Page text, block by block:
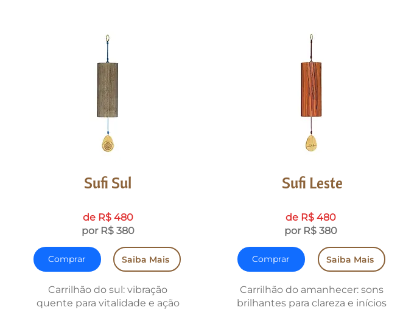
Sufi Sul
de R$ 480
por R$ 380
Comprar Saiba Mais
Carrilhão do sul: vibração
quente para vitalidade e ação
Sufi Leste
de R$ 480​
por R$ 380
Comprar Saiba Mais
Carrilhão do amanhecer: sons
brilhantes para clareza e inícios